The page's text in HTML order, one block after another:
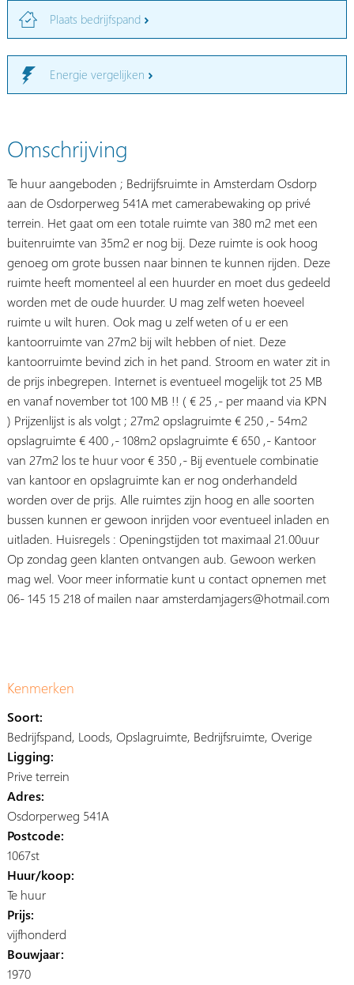
Plaats bedrijfspand
Energie vergelijken
Omschrijving
Te huur aangeboden ; Bedrijfsruimte in Amsterdam Osdorp
aan de Osdorperweg 541A met camerabewaking op privé
terrein. Het gaat om een totale ruimte van 380 m2 met een
buitenruimte van 35m2 er nog bij. Deze ruimte is ook hoog
genoeg om grote bussen naar binnen te kunnen rijden. Deze
ruimte heeft momenteel al een huurder en moet dus gedeeld
worden met de oude huurder. U mag zelf weten hoeveel
ruimte u wilt huren. Ook mag u zelf weten of u er een
kantoorruimte van 27m2 bij wilt hebben of niet. Deze
kantoorruimte bevind zich in het pand. Stroom en water zit in
de prijs inbegrepen. Internet is eventueel mogelijk tot 25 MB
en vanaf november tot 100 MB !! ( € 25 ,- per maand via KPN
) Prijzenlijst is als volgt ; 27m2 opslagruimte € 250 ,- 54m2
opslagruimte € 400 ,- 108m2 opslagruimte € 650 ,- Kantoor
van 27m2 los te huur voor € 350 ,- Bij eventuele combinatie
van kantoor en opslagruimte kan er nog onderhandeld
worden over de prijs. Alle ruimtes zijn hoog en alle soorten
bussen kunnen er gewoon inrijden voor eventueel inladen en
uitladen. Huisregels : Openingstijden tot maximaal 21.00uur
Op zondag geen klanten ontvangen aub. Gewoon werken
mag wel. Voor meer informatie kunt u contact opnemen met
06- 145 15 218 of mailen naar amsterdamjagers@hotmail.com
Kenmerken
Soort:
Bedrijfspand, Loods, Opslagruimte, Bedrijfsruimte, Overige
Ligging:
Prive terrein
Adres:
Osdorperweg 541A
Postcode:
1067st
Huur/koop:
Te huur
Prijs:
vijfhonderd
Bouwjaar:
1970